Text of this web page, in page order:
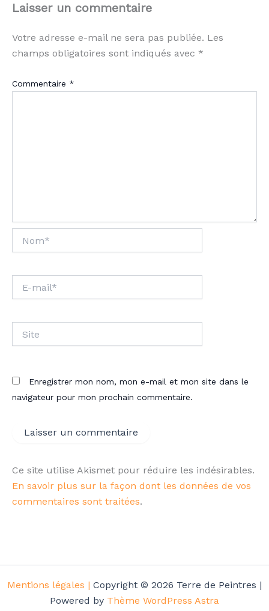
Laisser un commentaire
Votre adresse e-mail ne sera pas publiée. Les
champs obligatoires sont indiqués avec *
Commentaire *
mail*
Enregistrer mon nom, mon e-mail et mon site dans le
navigateur pour mon prochain commentaire.
Ce site utilise Akismet pour réduire les indésirables.
En savoir plus sur la façon dont les données de vos
commentaires sont traitées.
Mentions légales | Copyright © 2026 Terre de Peintres |
Powered by Thème WordPress Astra